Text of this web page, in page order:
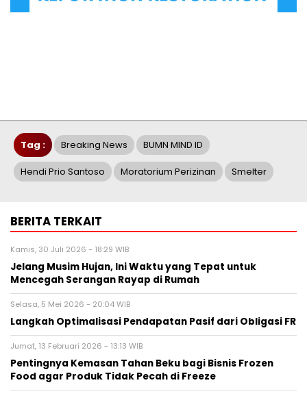
Tag : Breaking News BUMN MIND ID
Hendi Prio Santoso Moratorium Perizinan Smelter
BERITA TERKAIT
Kamis, 30 Juli 2026 - 18:29 WIB
Jelang Musim Hujan, Ini Waktu yang Tepat untuk
Mencegah Serangan Rayap di Rumah
Selasa, 5 Mei 2026 - 20:04 WIB
Langkah Optimalisasi Pendapatan Pasif dari Obligasi FR
Jumat, 13 Februari 2026 - 13:13 WIB
Pentingnya Kemasan Tahan Beku bagi Bisnis Frozen
Food agar Produk Tidak Pecah di Freeze